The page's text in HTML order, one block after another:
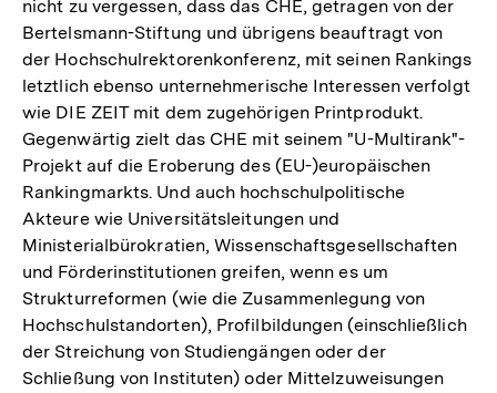
nicht zu vergessen, dass das CHE, getragen von der
Bertelsmann-Stiftung und übrigens beauftragt von
der Hochschulrektorenkonferenz, mit seinen Rankings
letztlich ebenso unternehmerische Interessen verfolgt
wie DIE ZEIT mit dem zugehörigen Printprodukt.
Gegenwärtig zielt das CHE mit seinem "U-Multirank"-
Projekt auf die Eroberung des (EU-)europäischen
Rankingmarkts. Und auch hochschulpolitische
Akteure wie Universitätsleitungen und
Ministerialbürokratien, Wissenschaftsgesellschaften
und Förderinstitutionen greifen, wenn es um
Strukturreformen (wie die Zusammenlegung von
Hochschulstandorten), Profilbildungen (einschließlich
der Streichung von Studiengängen oder der
Schließung von Instituten) oder Mittelzuweisungen